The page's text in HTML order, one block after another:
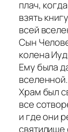
плач,
взять
всей
Сын
колена
Ему была
вселенной.
Храм был
все
и где они